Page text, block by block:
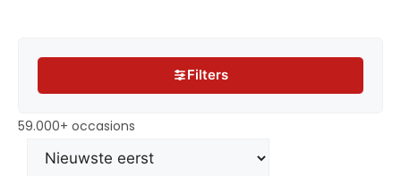
Filters
59.000+ occasions
Merk
59.000+ occasions